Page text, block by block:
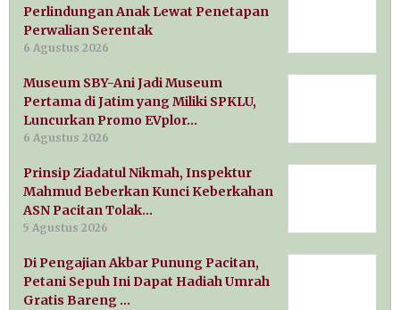
Perlindungan Anak Lewat Penetapan
Perwalian Serentak
6 Agustus 2026
Museum SBY-Ani Jadi Museum
Pertama di Jatim yang Miliki SPKLU,
Luncurkan Promo EVplor…
6 Agustus 2026
Prinsip Ziadatul Nikmah, Inspektur
Mahmud Beberkan Kunci Keberkahan
ASN Pacitan Tolak…
5 Agustus 2026
Di Pengajian Akbar Punung Pacitan,
Petani Sepuh Ini Dapat Hadiah Umrah
Gratis Bareng …